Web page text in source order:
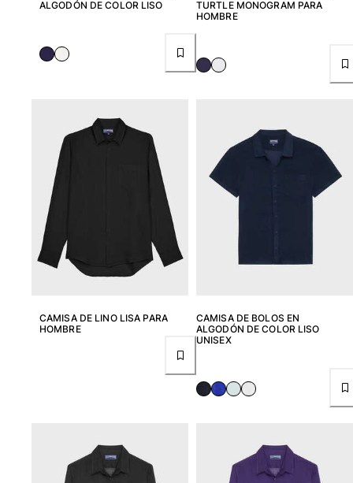
ALGODÓN DE COLOR LISO
TURTLE MONOGRAM PARA
HOMBRE
CAMISA DE LINO LISA PARA
HOMBRE
CAMISA DE BOLOS EN
ALGODÓN DE COLOR LISO
UNISEX